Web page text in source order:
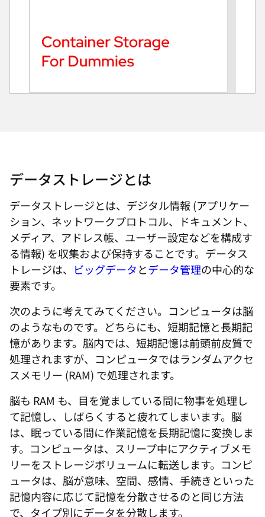
データストレージとは
データストレージとは、デジタル情報 (アプリケー
ション、ネットワークプロトコル、ドキュメント、
メディア、アドレス帳、ユーザー設定などを構成す
る情報) を収集および保持することです。データス
トレージは、
ビッグデータとデータ管理の中心的な
要素です。
次のように考えてみてください。コンピュータは脳
のようなものです。どちらにも、短期記憶と長期記
憶があります。脳内では、短期記憶は前頭前皮質で
処理されますが、コンピュータではランダムアクセ
スメモリー (RAM) で処理されます。
脳も RAM も、目を覚ましている間に物事を処理し
て記憶し、しばらくすると疲れてしまいます。脳
は、眠っている間に作業記憶を長期記憶に変換しま
す。コンピュータは、スリープ中にアクティブメモ
リーをストレージボリュームに転送します。コンピ
ュータは、脳が意味、空間、感情、手続きといった
記憶内容に応じて記憶を分散させるのと同じ方法
で、タイプ別にデータを分散します。